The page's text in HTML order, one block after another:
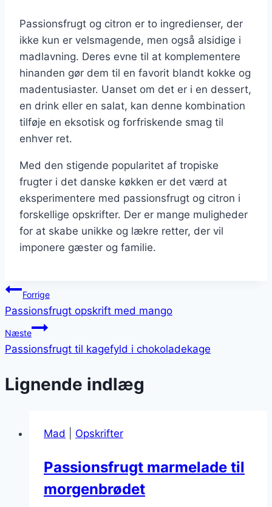
Passionsfrugt og citron er to ingredienser, der
ikke kun er velsmagende, men også alsidige i
madlavning. Deres evne til at komplementere
hinanden gør dem til en favorit blandt kokke og
madentusiaster. Uanset om det er i en dessert,
en drink eller en salat, kan denne kombination
tilføje en eksotisk og forfriskende smag til
enhver ret.
Med den stigende popularitet af tropiske
frugter i det danske køkken er det værd at
eksperimentere med passionsfrugt og citron i
forskellige opskrifter. Der er mange muligheder
for at skabe unikke og lækre retter, der vil
imponere gæster og familie.
Indlægsnavigation
Forrige
Passionsfrugt opskrift med mango
Næste
Passionsfrugt til kagefyld i chokoladekage
Lignende indlæg
Mad Opskrifter
Passionsfrugt marmelade til
morgenbrødet